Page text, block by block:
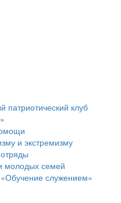
патриотический клуб
и экстремизму
молодых семей
служением»